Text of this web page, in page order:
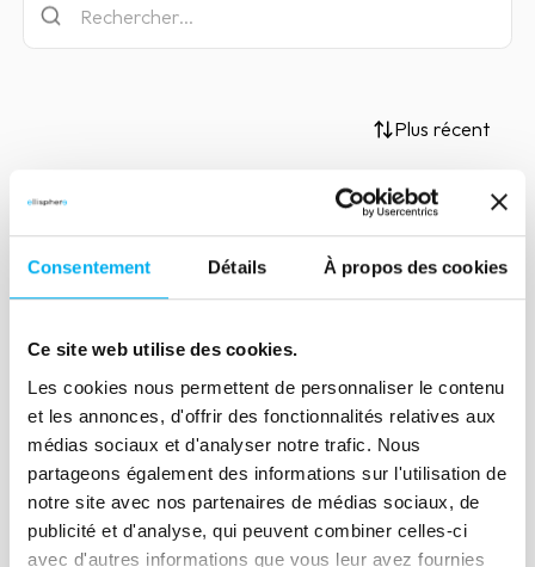
Consentement Détails À propos des cookies
Ce site web utilise des cookies.
Les cookies nous permettent de personnaliser le contenu
et les annonces, d'offrir des fonctionnalités relatives aux
médias sociaux et d'analyser notre trafic. Nous
partageons également des informations sur l'utilisation de
notre site avec nos partenaires de médias sociaux, de
publicité et d'analyse, qui peuvent combiner celles-ci
avec d'autres informations que vous leur avez fournies
Plus récent
Article
Devoir de vigilance : l'éveil de
16 novembre 2020 Compliance
De plus en plus d’organisations non
gouvernementales saisissent les
tribunaux pour demander des comptes
aux Institutions Financières et aux états
en matière de conformité.